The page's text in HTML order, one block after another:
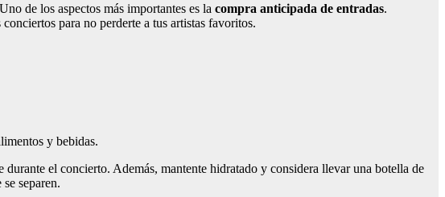
de los aspectos más importantes es la compra anticipada de entradas.
para no perderte a tus artistas favoritos.
y bebidas.
el concierto. Además, mantente hidratado y considera llevar una botella de
separen.